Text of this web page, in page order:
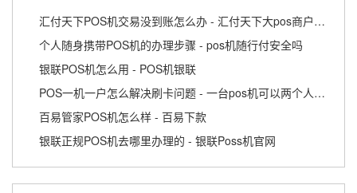
汇付天下POS机交易没到账怎么办 - 汇付天下大pos商户版APP
个人随身携带POS机的办理步骤 - pos机随行付安全吗
银联POS机怎么用 - POS机银联
POS一机一户怎么解决刷卡问题 - 一台pos机可以两个人用吗
百易管家POS机怎么样 - 百易下款
银联正规POS机去哪里办理的 - 银联Poss机官网